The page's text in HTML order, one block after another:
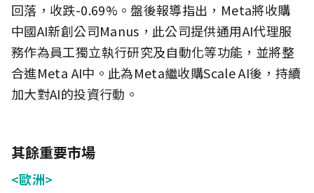
回落，收跌-0.69%。盤後報導指出，Meta將收購
中國AI新創公司Manus，此公司提供通用AI代理服
務作為員工獨立執行研究及自動化等功能，並將整
合進Meta AI中。此為Meta繼收購Scale AI後，持續
加大對AI的投資行動。
其餘重要市場
<歐洲>